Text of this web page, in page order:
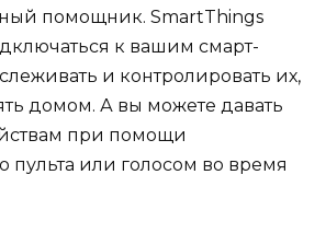
помощник. SmartThings
к вашим смарт-
и контролировать их,
домом. А вы можете давать
при помощи
пульта или голосом во время